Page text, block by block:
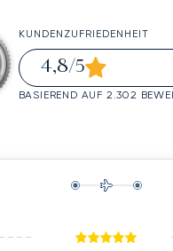
KUNDENZUFRIEDENHEIT
4,8/5
BASIEREND AUF 2.302